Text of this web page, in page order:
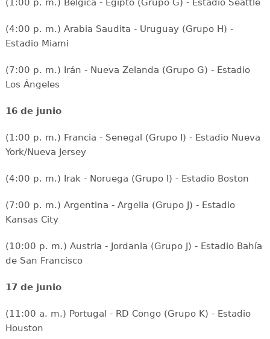
(1:00 p. m.) Bélgica - Egipto (Grupo G) - Estadio Seattle
(4:00 p. m.) Arabia Saudita - Uruguay (Grupo H) -
Estadio Miami
(7:00 p. m.) Irán - Nueva Zelanda (Grupo G) - Estadio
Los Ángeles
16 de junio
(1:00 p. m.) Francia - Senegal (Grupo I) - Estadio Nueva
York/Nueva Jersey
(4:00 p. m.) Irak - Noruega (Grupo I) - Estadio Boston
(7:00 p. m.) Argentina - Argelia (Grupo J) - Estadio
Kansas City
(10:00 p. m.) Austria - Jordania (Grupo J) - Estadio Bahía
de San Francisco
17 de junio
(11:00 a. m.) Portugal - RD Congo (Grupo K) - Estadio
Houston